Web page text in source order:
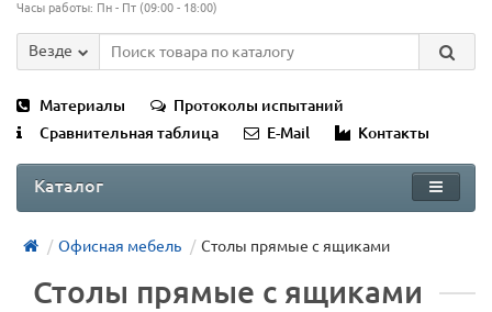
Часы работы: Пн - Пт (09:00 - 18:00)
Везде
Материалы
Протоколы испытаний
Сравнительная таблица
E-Mail Контакты
Каталог
Офисная мебель Столы прямые с ящиками
Столы прямые с ящиками